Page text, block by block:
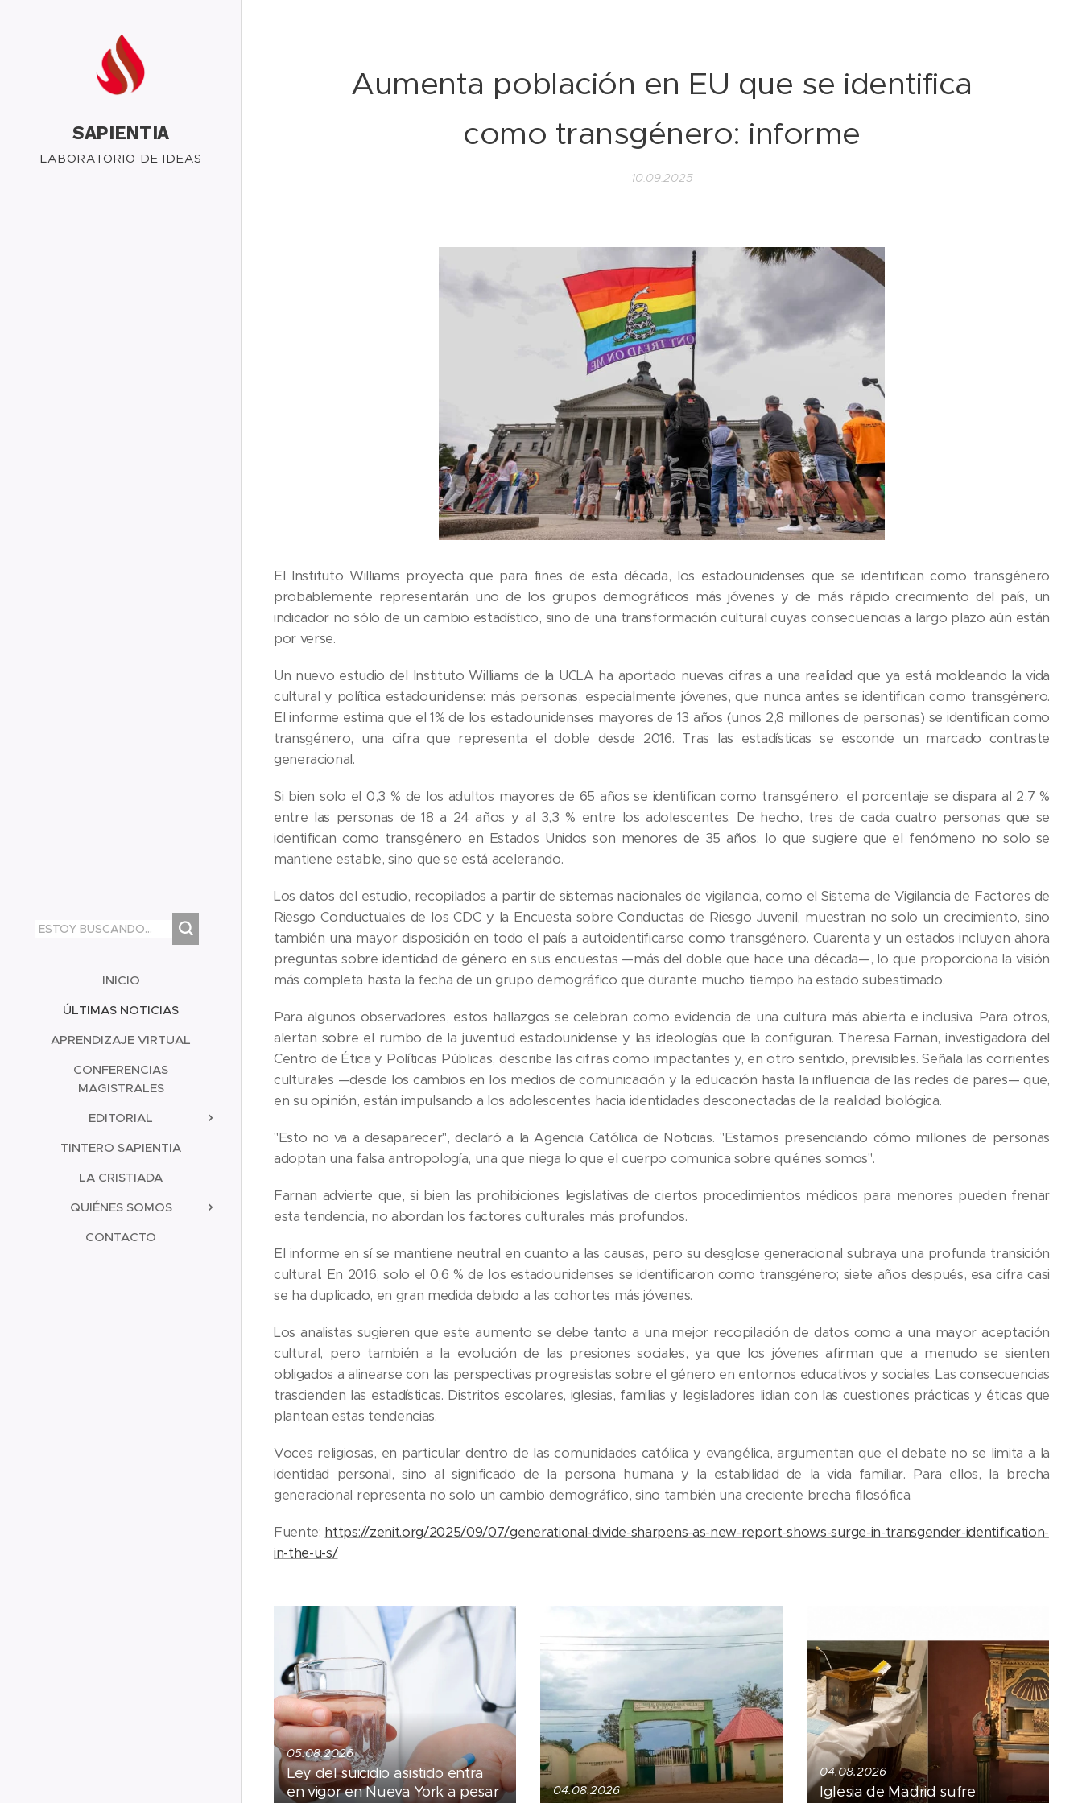
SAPIENTIA
LABORATORIO DE IDEAS
INICIO
ÚLTIMAS NOTICIAS
APRENDIZAJE VIRTUAL
CONFERENCIAS
MAGISTRALES
EDITORIAL
TINTERO SAPIENTIA
LA CRISTIADA
QUIÉNES SOMOS
CONTACTO
Aumenta población en EU que se identifica
como transgénero: informe
10.09.2025
El Instituto Williams proyecta que para fines de esta década, los estadounidenses que se identifican como transgénero
probablemente representarán uno de los grupos demográficos más jóvenes y de más rápido crecimiento del país, un
indicador no sólo de un cambio estadístico, sino de una transformación cultural cuyas consecuencias a largo plazo aún están
por verse.
Un nuevo estudio del Instituto Williams de la UCLA ha aportado nuevas cifras a una realidad que ya está moldeando la vida
cultural y política estadounidense: más personas, especialmente jóvenes, que nunca antes se identifican como transgénero.
El informe estima que el 1% de los estadounidenses mayores de 13 años (unos 2,8 millones de personas) se identifican como
transgénero, una cifra que representa el doble desde 2016. Tras las estadísticas se esconde un marcado contraste
generacional.
Si bien solo el 0,3 % de los adultos mayores de 65 años se identifican como transgénero, el porcentaje se dispara al 2,7 %
entre las personas de 18 a 24 años y al 3,3 % entre los adolescentes. De hecho, tres de cada cuatro personas que se
identifican como transgénero en Estados Unidos son menores de 35 años, lo que sugiere que el fenómeno no solo se
mantiene estable, sino que se está acelerando.
Los datos del estudio, recopilados a partir de sistemas nacionales de vigilancia, como el Sistema de Vigilancia de Factores de
Riesgo Conductuales de los CDC y la Encuesta sobre Conductas de Riesgo Juvenil, muestran no solo un crecimiento, sino
también una mayor disposición en todo el país a autoidentificarse como transgénero. Cuarenta y un estados incluyen ahora
preguntas sobre identidad de género en sus encuestas —más del doble que hace una década—, lo que proporciona la visión
más completa hasta la fecha de un grupo demográfico que durante mucho tiempo ha estado subestimado.
Para algunos observadores, estos hallazgos se celebran como evidencia de una cultura más abierta e inclusiva. Para otros,
alertan sobre el rumbo de la juventud estadounidense y las ideologías que la configuran. Theresa Farnan, investigadora del
Centro de Ética y Políticas Públicas, describe las cifras como impactantes y, en otro sentido, previsibles. Señala las corrientes
culturales —desde los cambios en los medios de comunicación y la educación hasta la influencia de las redes de pares— que,
en su opinión, están impulsando a los adolescentes hacia identidades desconectadas de la realidad biológica.
"Esto no va a desaparecer", declaró a la Agencia Católica de Noticias. "Estamos presenciando cómo millones de personas
adoptan una falsa antropología, una que niega lo que el cuerpo comunica sobre quiénes somos".
Farnan advierte que, si bien las prohibiciones legislativas de ciertos procedimientos médicos para menores pueden frenar
esta tendencia, no abordan los factores culturales más profundos.
El informe en sí se mantiene neutral en cuanto a las causas, pero su desglose generacional subraya una profunda transición
cultural. En 2016, solo el 0,6 % de los estadounidenses se identificaron como transgénero; siete años después, esa cifra casi
se ha duplicado, en gran medida debido a las cohortes más jóvenes.
Los analistas sugieren que este aumento se debe tanto a una mejor recopilación de datos como a una mayor aceptación
cultural, pero también a la evolución de las presiones sociales, ya que los jóvenes afirman que a menudo se sienten
obligados a alinearse con las perspectivas progresistas sobre el género en entornos educativos y sociales. Las consecuencias
trascienden las estadísticas. Distritos escolares, iglesias, familias y legisladores lidian con las cuestiones prácticas y éticas que
plantean estas tendencias.
Voces religiosas, en particular dentro de las comunidades católica y evangélica, argumentan que el debate no se limita a la
identidad personal, sino al significado de la persona humana y la estabilidad de la vida familiar. Para ellos, la brecha
generacional representa no solo un cambio demográfico, sino también una creciente brecha filosófica.
Fuente: https://zenit.org/2025/09/07/generational-divide-sharpens-as-new-report-shows-surge-in-transgender-identification-
in-the-u-s/
05.08.2026
Ley del suicidio asistido entra
en vigor en Nueva York a pesar
04.08.2026
04.08.2026
Iglesia de Madrid sufre